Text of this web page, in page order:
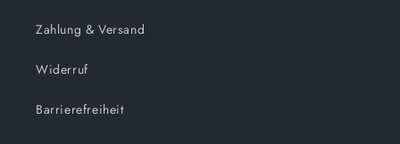
Zahlung & Versand
Widerruf
Barrierefreiheit